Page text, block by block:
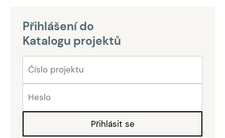
Přihlášení do
Katalogu projektů